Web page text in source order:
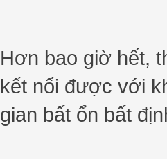
Hơn bao giờ hết,
kết nối được với
gian bất ổn bất